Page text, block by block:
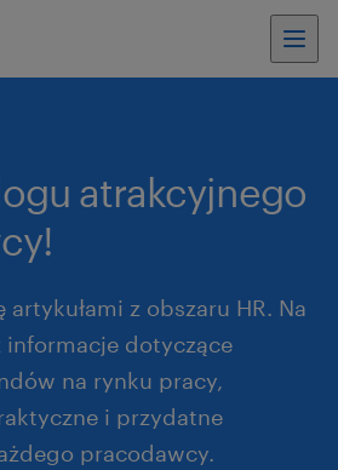
atrakcyjnego
z obszaru HR. Na
informacje dotyczące
na rynku pracy,
i przydatne
pracodawcy.